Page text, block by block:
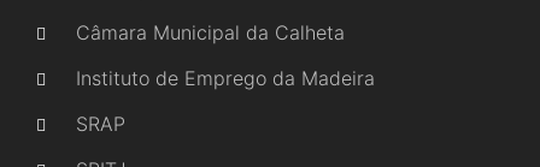
Câmara Municipal da Calheta
Instituto de Emprego da Madeira
SRAP